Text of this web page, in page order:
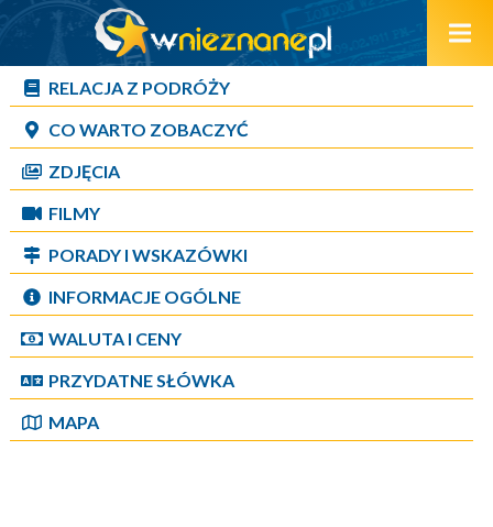
RELACJA Z PODRÓŻY
CO WARTO ZOBACZYĆ
ZDJĘCIA
FILMY
PORADY I WSKAZÓWKI
INFORMACJE OGÓLNE
WALUTA I CENY
PRZYDATNE SŁÓWKA
MAPA